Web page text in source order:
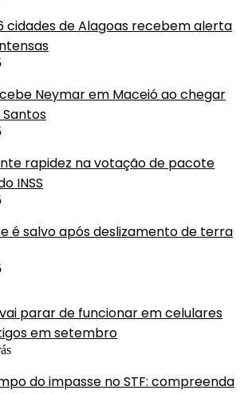
cidades de Alagoas recebem alerta
Neymar em Maceió ao chegar
rapidez na votação de pacote
INSS
é salvo após deslizamento de terra
parar de funcionar em celulares
em setembro
do impasse no STF: compreenda